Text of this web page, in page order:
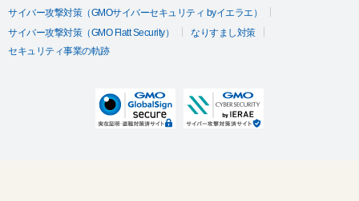
サイバー攻撃対策（GMOサイバーセキュリティ byイエラエ）
サイバー攻撃対策（GMO Flatt Security）
なりすまし対策
セキュリティ事業の軌跡